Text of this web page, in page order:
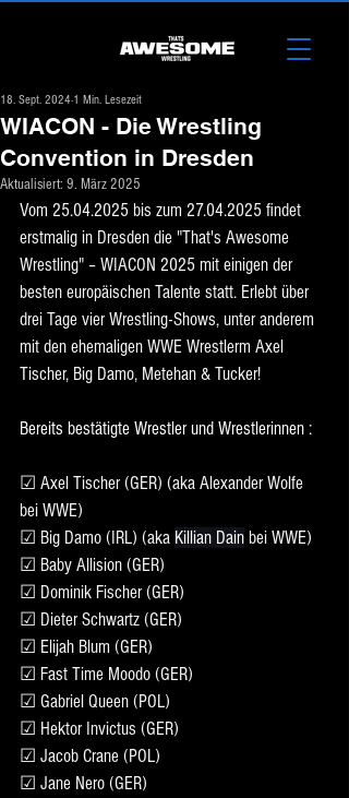
WIACON - Die Wrestling
Convention in Dresden
18. Sept. 2024 1 Min. Lesezeit
Aktualisiert: 9. März 2025
Vom 25.04.2025 bis zum 27.04.2025 findet
erstmalig in Dresden die "That's Awesome
Wrestling" – WIACON 2025 mit einigen der
besten europäischen Talente statt. Erlebt über
drei Tage vier Wrestling-Shows, unter anderem
mit den ehemaligen WWE Wrestlerm Axel
Tischer, Big Damo, Metehan & Tucker!
Bereits bestätigte Wrestler und Wrestlerinnen :
☑ Axel Tischer (GER) (aka Alexander Wolfe
bei WWE)
☑ Big Damo (IRL) (aka Killian Dain bei WWE)
☑ Baby Allision (GER)
☑ Dominik Fischer (GER)
☑ Dieter Schwartz (GER)
☑ Elijah Blum (GER)
☑ Fast Time Moodo (GER)
☑ Gabriel Queen (POL)
☑ Hektor Invictus (GER)
☑ Jacob Crane (POL)
☑ Jane Nero (GER)